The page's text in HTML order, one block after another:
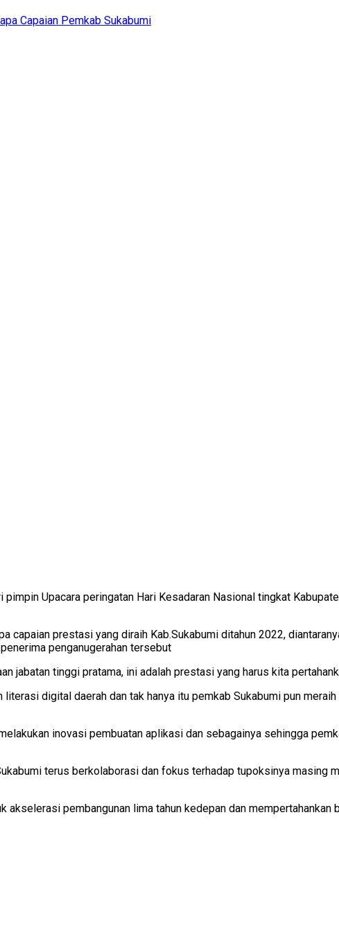
Upacara peringatan Hari Kesadaran Nasional tingkat
capaian prestasi yang diraih Kab.Sukabumi ditahun 2022,
penganugerahan tersebut
jabatan tinggi pratama, ini adalah prestasi yang harus kita
digital daerah dan tak hanya itu pemkab Sukabumi pun
inovasi pembuatan aplikasi dan sebagainya sehingga
terus berkolaborasi dan fokus terhadap tupoksinya masing
akselerasi pembangunan lima tahun kedepan dan